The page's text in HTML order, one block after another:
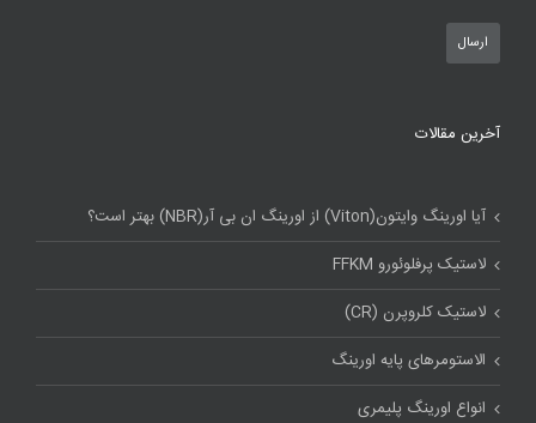
آخرین مقالات
آیا اورینگ وایتون(Viton) از اورینگ ان بی آر(NBR) بهتر است؟
لاستیک پرفلوئورو FFKM
لاستیک کلروپرن (CR)
الاستومرهای پایه اورینگ
انواع اورینگ پلیمری